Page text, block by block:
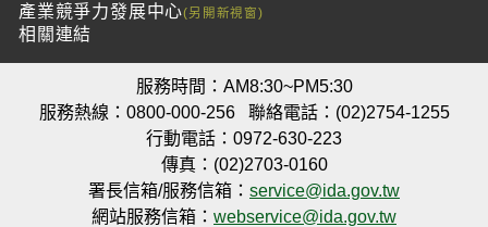
產業競爭力發展中心
相關連結
服務時間：AM8:30~PM5:30
服務熱線：0800-000-256
聯絡電話：(02)2754-1255
行動電話：0972-630-223
傳真：(02)2703-0160
署長信箱/服務信箱： service@ida.gov.tw
網站服務信箱： webservice@ida.gov.tw